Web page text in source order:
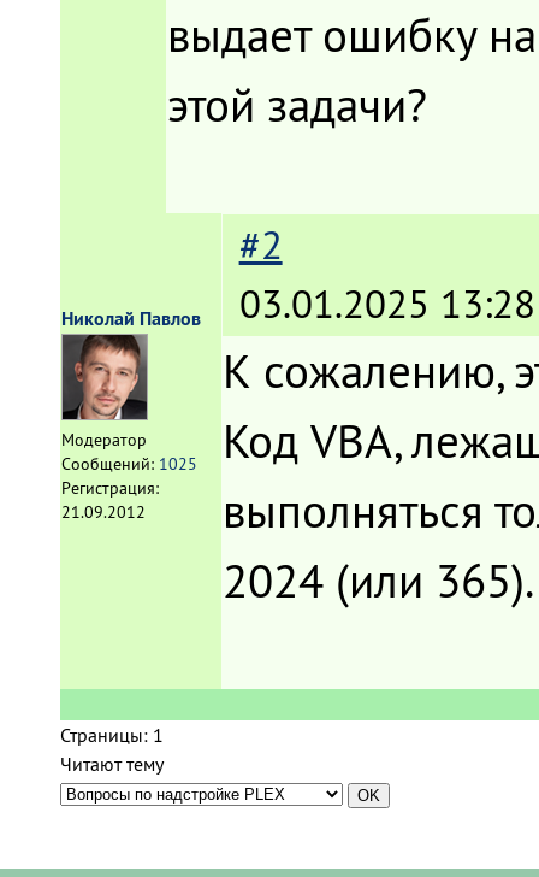
выдает ошибку
этой задачи?
Николай Павлов
Модератор
Сообщений: 1025
Регистрация:
21.09.2012
#2
03.01.2025
К сожалению,
Код VBA,
выполняться
2024 (или 365).
Страницы: 1
Читают тему